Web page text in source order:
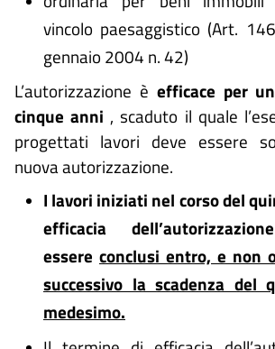
vincolo paesaggistico (Art.
gennaio 2004 n. 42)
L’autorizzazione è efficace per
cinque anni , scaduto il quale
progettati lavori deve essere
nuova autorizzazione.
I lavori iniziati nel corso del
efficacia
essere conclusi entro, e non
successivo la scadenza del
medesimo.